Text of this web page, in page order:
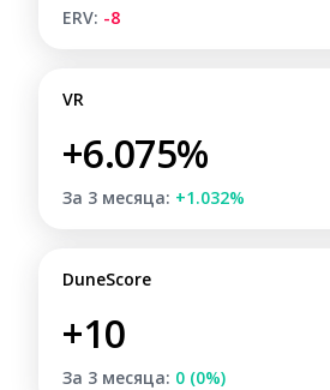
ERV: -8
VR
+6.075%
За 3 месяца: +1.032%
DuneScore
+10
За 3 месяца: 0 (0%)